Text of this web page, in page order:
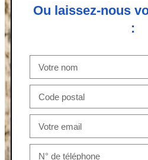
Ou laissez-nous
: